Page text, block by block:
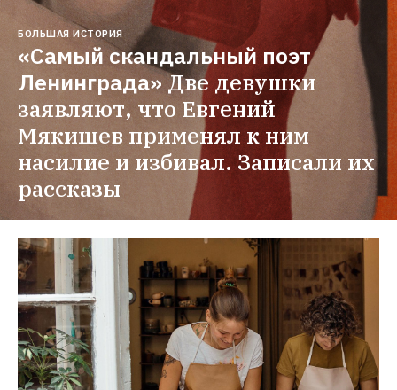
БОЛЬШАЯ ИСТОРИЯ
«Самый скандальный поэт
Ленинграда»Две девушки
заявляют, что Евгений
Мякишев применял к ним
насилие и избивал. Записали их
рассказы